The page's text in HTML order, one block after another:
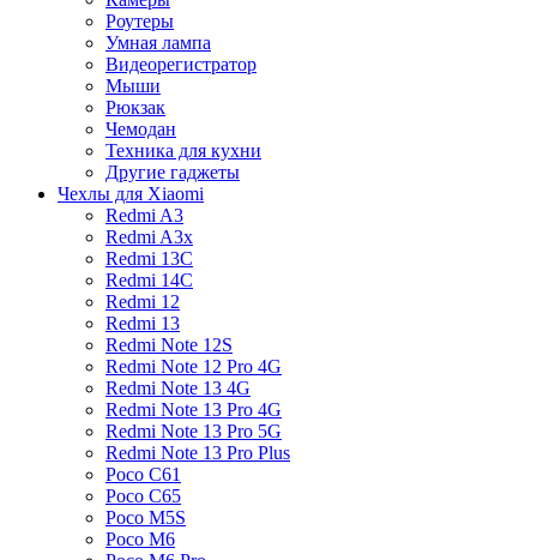
Роутеры
Умная лампа
Видеорегистратор
Мыши
Рюкзак
Чемодан
Техника для кухни
Другие гаджеты
Чехлы для Xiaomi
Redmi A3
Redmi A3x
Redmi 13C
Redmi 14C
Redmi 12
Redmi 13
Redmi Note 12S
Redmi Note 12 Pro 4G
Redmi Note 13 4G
Redmi Note 13 Pro 4G
Redmi Note 13 Pro 5G
Redmi Note 13 Pro Plus
Poco C61
Poco C65
Poco M5S
Poco M6